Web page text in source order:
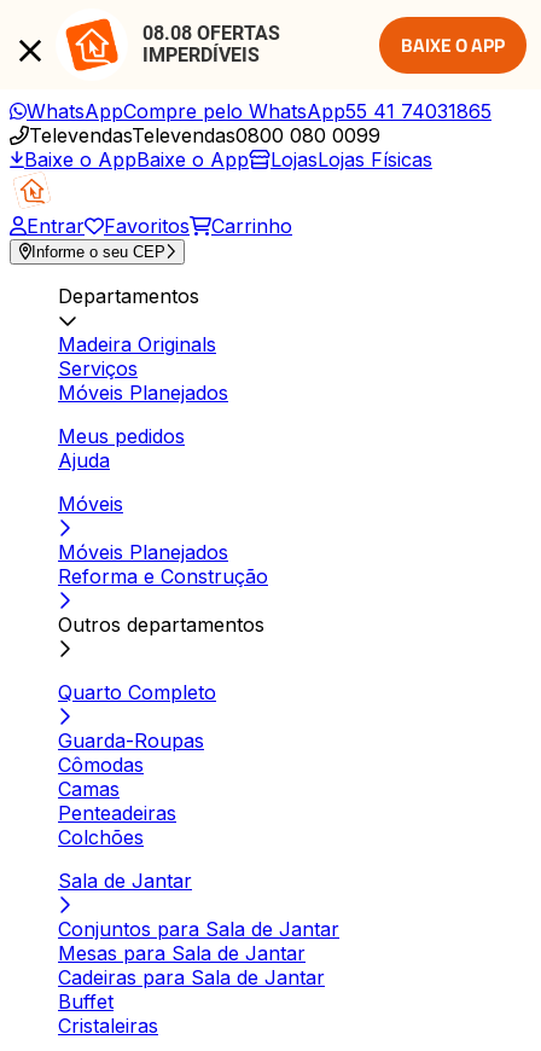
08.08 OFERTAS
IMPERDÍVEIS
BAIXE O APP
WhatsAppCompre pelo WhatsApp55 41 74031865
TelevendasTelevendas0800 080 0099
Baixe o AppBaixe o App LojasLojas Físicas
Entrar Favoritos Carrinho
Informe o seu CEP
Departamentos
Madeira Originals
Serviços
Móveis Planejados
Meus pedidos
Ajuda
Móveis
Móveis Planejados
Reforma e Construção
Outros departamentos
Quarto Completo
Guarda-Roupas
Cômodas
Camas
Penteadeiras
Colchões
Sala de Jantar
Conjuntos para Sala de Jantar
Mesas para Sala de Jantar
Cadeiras para Sala de Jantar
Buffet
Cristaleiras